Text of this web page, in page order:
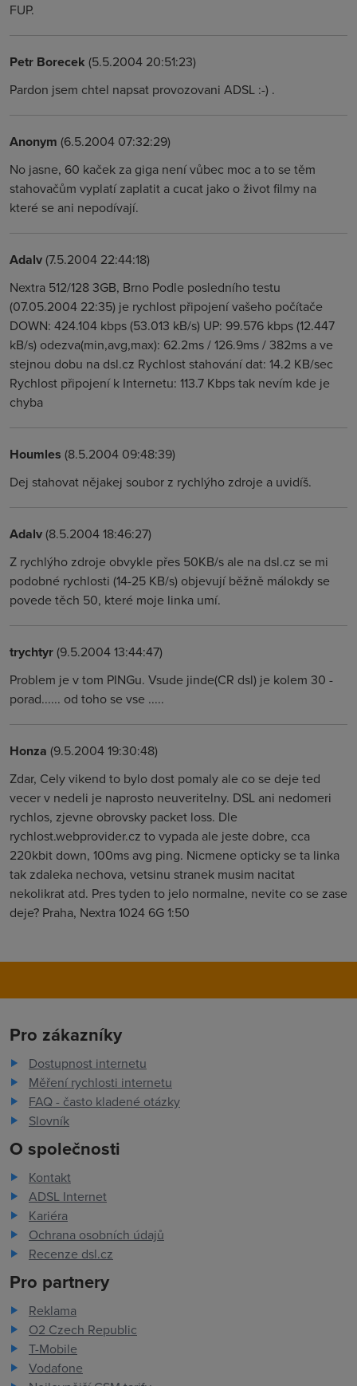
FUP.
Petr Borecek (5.5.2004 20:51:23)
Pardon jsem chtel napsat provozovani ADSL :-) .
Anonym (6.5.2004 07:32:29)
No jasne, 60 kaček za giga není vůbec moc a to se těm
stahovačům vyplatí zaplatit a cucat jako o život filmy na
které se ani nepodívají.
Adalv(7.5.2004 22:44:18)
Nextra 512/128 3GB, Brno Podle posledního testu
(07.05.2004 22:35) je rychlost připojení vašeho počítače
DOWN: 424.104 kbps (53.013 kB/s) UP: 99.576 kbps (12.447
kB/s) odezva(min,avg,max): 62.2ms / 126.9ms / 382ms a ve
stejnou dobu na dsl.cz Rychlost stahování dat: 14.2 KB/sec
Rychlost připojení k Internetu: 113.7 Kbps tak nevím kde je
chyba
Houmles (8.5.2004 09:48:39)
Dej stahovat nějakej soubor z rychlýho zdroje a uvidíš.
Adalv(8.5.2004 18:46:27)
Z rychlýho zdroje obvykle přes 50KB/s ale na dsl.cz se mi
podobné rychlosti (14-25 KB/s) objevují běžně málokdy se
povede těch 50, které moje linka umí.
trychtyr(9.5.2004 13:44:47)
Problem je v tom PINGu. Vsude jinde(CR dsl) je kolem 30 -
porad...... od toho se vse .....
Honza (9.5.2004 19:30:48)
Zdar, Cely vikend to bylo dost pomaly ale co se deje ted
vecer v nedeli je naprosto neuveritelny. DSL ani nedomeri
rychlos, zjevne obrovsky packet loss. Dle
rychlost.webprovider.cz to vypada ale jeste dobre, cca
220kbit down, 100ms avg ping. Nicmene opticky se ta linka
tak zdaleka nechova, vetsinu stranek musim nacitat
nekolikrat atd. Pres tyden to jelo normalne, nevite co se zase
deje? Praha, Nextra 1024 6G 1:50
Pro zákazníky
Dostupnost internetu
Měření rychlosti internetu
FAQ - často kladené otázky
Slovník
O společnosti
Kontakt
ADSL Internet
Kariéra
Ochrana osobních údajů
Recenze dsl.cz
Pro partnery
Reklama
O2 Czech Republic
T-Mobile
Vodafone